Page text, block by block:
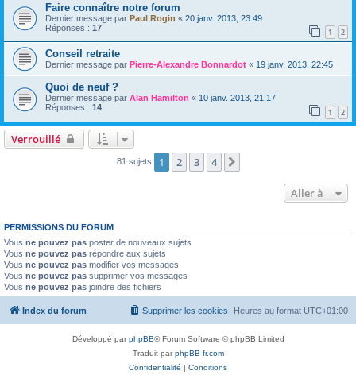
Faire connaître notre forum
Dernier message par Paul Rogin « 20 janv. 2013, 23:49
Réponses : 17 1 2
Conseil retraite
Dernier message par Pierre-Alexandre Bonnardot « 19 janv. 2013, 22:45
Quoi de neuf ?
Dernier message par Alan Hamilton « 10 janv. 2013, 21:17
Réponses : 14 1 2
Verrouillé
81 sujets 1 2 3 4
Aller à
PERMISSIONS DU FORUM
Vous ne pouvez pas poster de nouveaux sujets
Vous ne pouvez pas répondre aux sujets
Vous ne pouvez pas modifier vos messages
Vous ne pouvez pas supprimer vos messages
Vous ne pouvez pas joindre des fichiers
Index du forum Heures au format UTC+01:00
Supprimer les cookies
Développé parphpBB® Forum Software © phpBB Limited
Traduit parphpBB-fr.com
Confidentialité
Conditions